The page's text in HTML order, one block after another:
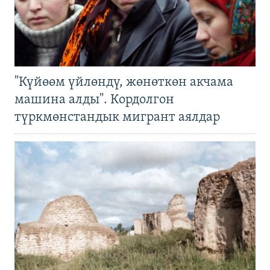
"Күйөөм үйлөндү, жөнөткөн акчама
машина алды". Кордолгон
түркмөнстандык мигрант аялдар